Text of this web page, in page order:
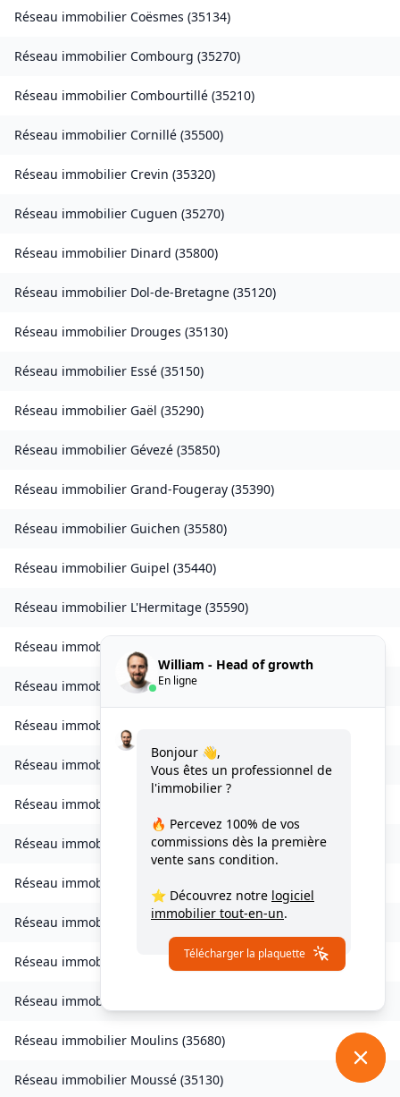
Réseau immobilier Coësmes (35134)
Réseau immobilier Combourg (35270)
Réseau immobilier Combourtillé (35210)
Réseau immobilier Cornillé (35500)
Réseau immobilier Crevin (35320)
Réseau immobilier Cuguen (35270)
Réseau immobilier Dinard (35800)
Réseau immobilier Dol-de-Bretagne (35120)
Réseau immobilier Drouges (35130)
Réseau immobilier Essé (35150)
Réseau immobilier Gaël (35290)
Réseau immobilier Gévezé (35850)
Réseau immobilier Grand-Fougeray (35390)
Réseau immobilier Guichen (35580)
Réseau immobilier Guipel (35440)
Réseau immobilier L'Hermitage (35590)
Réseau immobilier
Réseau immobilierLandavran(
Réseau immobilier
Réseau immobilier Lohéac( 35550)
Réseau immobilier
Réseau immobilier Loutehel(35330)
Réseau immobilier
Réseau immobilier Martigné-Ferchaud(35640
Réseau immobilier Maxent 35380)
Réseau immobilier
Réseau immobilier Moulins (35680)
Réseau immobilier Moussé (35130)
William - Head of growth
En ligne
Bonjour 👋,
Vous êtes un professionnel de
l'immobilier ?
🔥 Percevez 100% de vos
commissions dès la première
vente sans condition.
⭐ Découvrez notre logiciel
immobilier tout-en-un.
Télécharger la plaquette